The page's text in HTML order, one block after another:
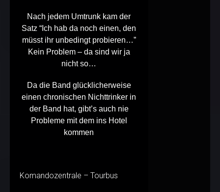
Nach jedem Umtrunk kam der
Satz “Ich hab da noch einen, den
müsst ihr unbedingt probieren…”
Kein Problem – da sind wir ja
nicht so…
Da die Band glücklicherweise
einen chronischen Nichttrinker in
der Band hat, gibt’s auch nie
Probleme mit dem ins Hotel
kommen
Komandozentrale – Tourbus